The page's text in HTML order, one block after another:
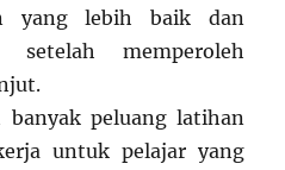
yang lebih baik dan
setelah memperoleh
banyak peluang latihan
untuk pelajar yang